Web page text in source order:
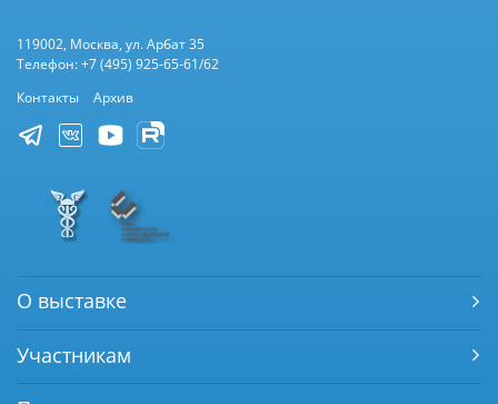
119002, Москва, ул. Арбат 35
Телефон: +7 (495) 925-65-61/62
Контакты
Архив
О выставке
Участникам